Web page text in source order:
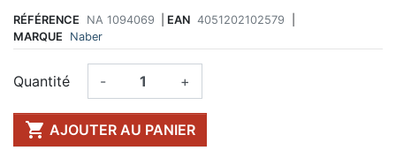
RÉFÉRENCE NA 1094069 EAN 4051202102579
MARQUE
Naber
Quantité - +
 AJOUTER AU PANIER